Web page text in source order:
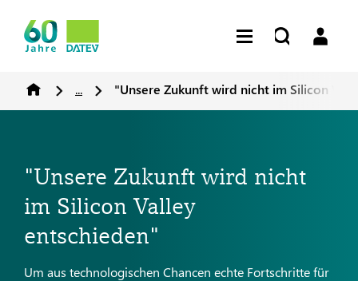
... "Unsere Zukunft wird nicht im Silicon
"Unsere Zukunft wird nicht
im Silicon Valley
entschieden"
Um aus technologischen Chancen echte Fortschritte für